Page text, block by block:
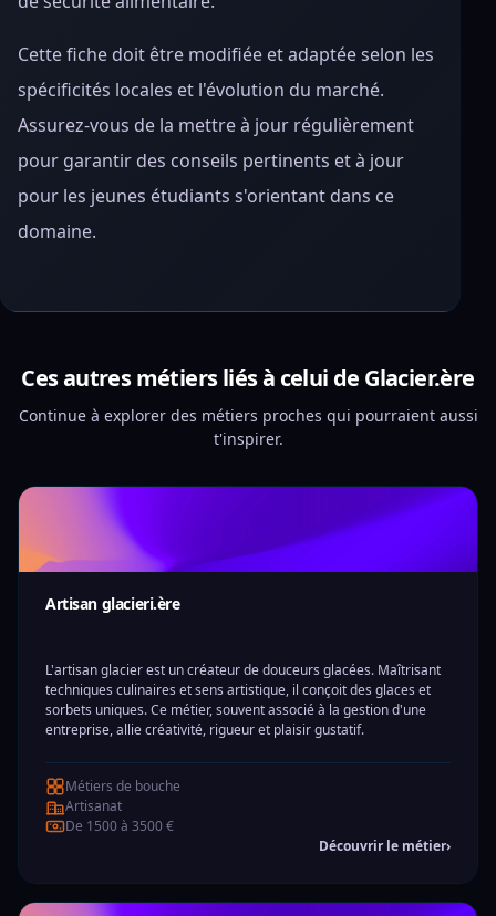
Cette fiche doit être modifiée et adaptée selon les
spécificités locales et l'évolution du marché.
Assurez-vous de la mettre à jour régulièrement
pour garantir des conseils pertinents et à jour
pour les jeunes étudiants s'orientant dans ce
domaine.
Ces autres métiers liés à celui de Glacier.ère
Continue à explorer des métiers proches qui pourraient aussi
t'inspirer.
Artisan glacieri.ère
L'artisan glacier est un créateur de douceurs glacées. Maîtrisant
techniques culinaires et sens artistique, il conçoit des glaces et
sorbets uniques. Ce métier, souvent associé à la gestion d'une
entreprise, allie créativité, rigueur et plaisir gustatif.
Métiers de bouche
Artisanat
De 1500 à 3500 €
Découvrir le métier›